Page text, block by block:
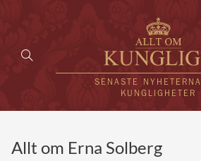
SENASTE
KUNGLIGHETER
Allt om Erna Solberg